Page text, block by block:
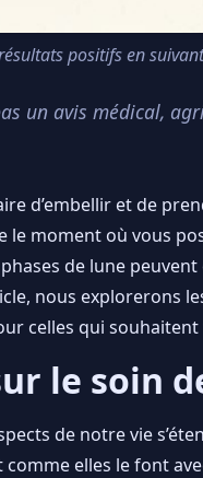
positifs en
un avis médical,
d’embellir et de
moment où vous
de lune
nous
celles qui
le soin
de notre vie
elles le font